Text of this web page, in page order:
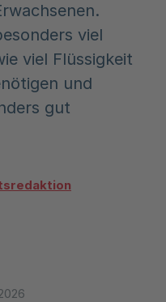
viel
viel Flüssigkeit
und
gut